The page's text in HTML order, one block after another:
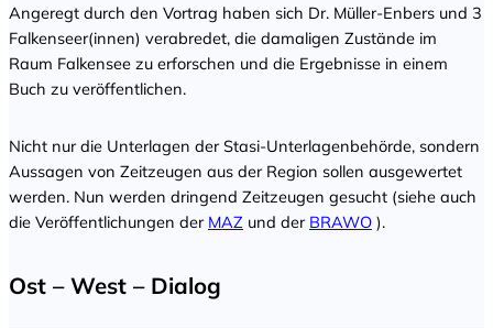
Angeregt durch den Vortrag haben sich Dr. Müller-Enbers und 3
Falkenseer(innen) verabredet, die damaligen Zustände im
Raum Falkensee zu erforschen und die Ergebnisse in einem
Buch zu veröffentlichen.
Nicht nur die Unterlagen der Stasi-Unterlagenbehörde, sondern
Aussagen von Zeitzeugen aus der Region sollen ausgewertet
werden. Nun werden dringend Zeitzeugen gesucht (siehe auch
die Veröffentlichungen der MAZ und der BRAWO ).
Ost – West – Dialog